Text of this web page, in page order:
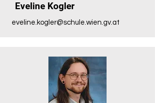
Eveline Kogler
eveline.kogler@schule.wien.gv.at